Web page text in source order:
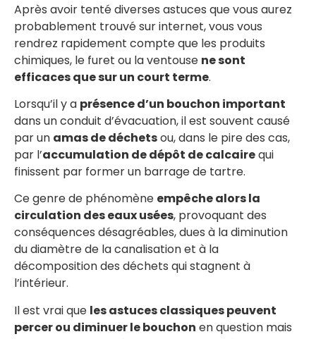
Après avoir tenté diverses astuces que vous aurez
probablement trouvé sur internet, vous vous
rendrez rapidement compte que les produits
chimiques, le furet ou la ventouse ne sont
efficaces que sur un court terme.
Lorsqu’il y a présence d’un bouchon important
dans un conduit d’évacuation, il est souvent causé
par un amas de déchetsou, dans le pire des cas,
par l’accumulation de dépôt de calcairequi
finissent par former un barrage de tartre.
Ce genre de phénomène empêche alors la
circulation des eaux usées, provoquant des
conséquences désagréables, dues à la diminution
du diamètre de la canalisation et à la
décomposition des déchets qui stagnent à
l’intérieur.
Il est vrai que les astuces classiques peuvent
percer ou diminuer le bouchon en question mais